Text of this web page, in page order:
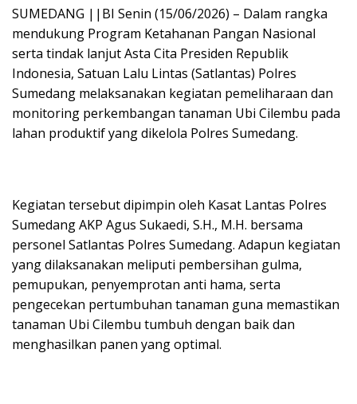
SUMEDANG ||BI Senin (15/06/2026) – Dalam rangka
mendukung Program Ketahanan Pangan Nasional
serta tindak lanjut Asta Cita Presiden Republik
Indonesia, Satuan Lalu Lintas (Satlantas) Polres
Sumedang melaksanakan kegiatan pemeliharaan dan
monitoring perkembangan tanaman Ubi Cilembu pada
lahan produktif yang dikelola Polres Sumedang.
Kegiatan tersebut dipimpin oleh Kasat Lantas Polres
Sumedang AKP Agus Sukaedi, S.H., M.H. bersama
personel Satlantas Polres Sumedang. Adapun kegiatan
yang dilaksanakan meliputi pembersihan gulma,
pemupukan, penyemprotan anti hama, serta
pengecekan pertumbuhan tanaman guna memastikan
tanaman Ubi Cilembu tumbuh dengan baik dan
menghasilkan panen yang optimal.